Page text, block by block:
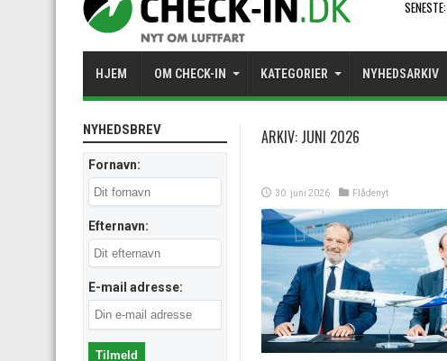
SENESTE:
HJEM OM CHECK-IN KATEGORIER NYHEDSARKIV
ARKIV: JUNI 2026
30. juni 2026 Flådenyt
NYHEDSBREV
Fornavn:
Efternavn:
E-mail adresse: